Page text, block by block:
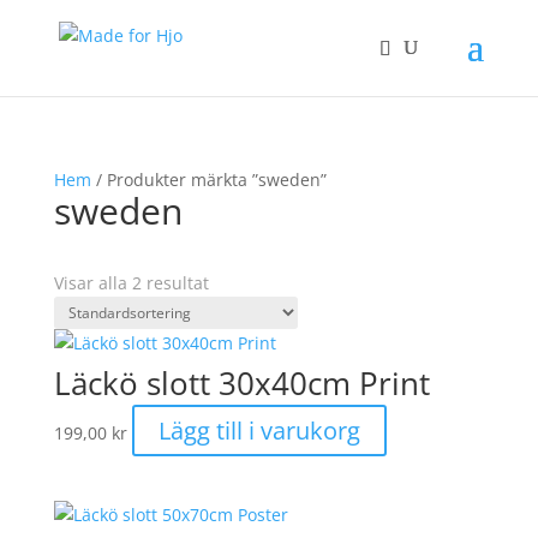
Hem / Produkter märkta ”sweden”
sweden
Visar alla 2 resultat
Läckö slott 30x40cm Print
199,00 kr Lägg till i varukorg